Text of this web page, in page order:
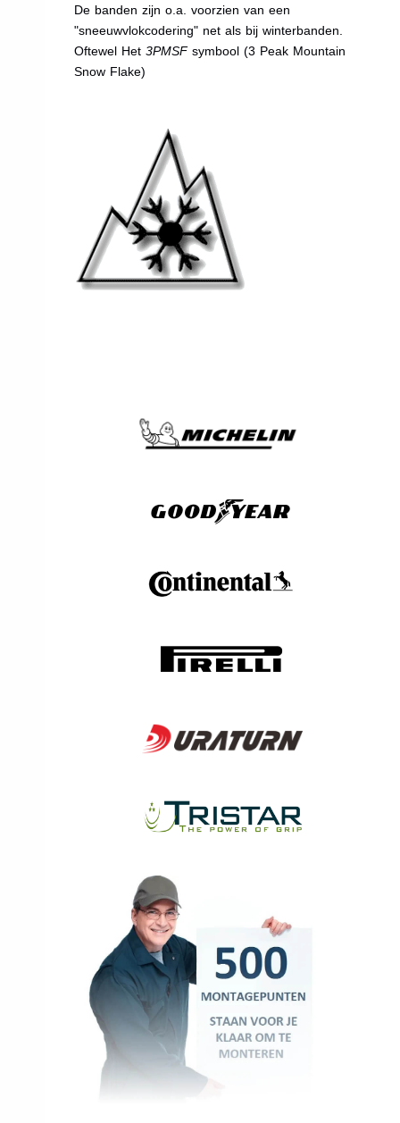
De banden zijn o.a. voorzien van een
"sneeuwvlokcodering" net als bij winterbanden.
Oftewel Het3PMSFsymbool (3 Peak Mountain
Snow Flake)